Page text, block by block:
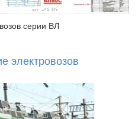
серии ВЛ
электровозов